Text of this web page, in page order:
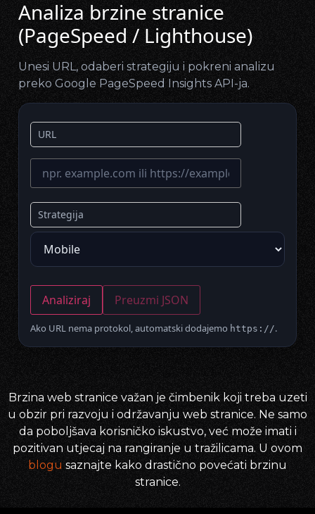
Analiza brzine stranice
(PageSpeed / Lighthouse)
Unesi URL, odaberi strategiju i pokreni analizu
preko Google PageSpeed Insights API-ja.
URL
Strategija
Analiziraj Preuzmi JSON
Ako URL nema protokol, automatski dodajemo https://.
Brzina web stranice važan je čimbenik koji treba uzeti
u obzir pri razvoju i održavanju web stranice. Ne samo
da poboljšava korisničko iskustvo, već može imati i
pozitivan utjecaj na rangiranje u tražilicama. U ovom
blogu saznajte kako drastično povećati brzinu
stranice.